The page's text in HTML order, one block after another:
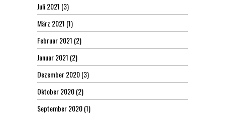
Juli 2021 (3)
März 2021 (1)
Februar 2021 (2)
Januar 2021 (2)
Dezember 2020(3)
Oktober 2020(2)
September 2020(1)